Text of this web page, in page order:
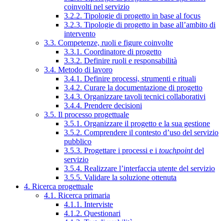
coinvolti nel servizio
3.2.2. Tipologie di progetto in base al focus
3.2.3. Tipologie di progetto in base all’ambito di
intervento
3.3. Competenze, ruoli e figure coinvolte
3.3.1. Coordinatore di progetto
3.3.2. Definire ruoli e responsabilità
3.4. Metodo di lavoro
3.4.1. Definire processi, strumenti e rituali
3.4.2. Curare la documentazione di progetto
3.4.3. Organizzare tavoli tecnici collaborativi
3.4.4. Prendere decisioni
3.5. Il processo progettuale
3.5.1. Organizzare il progetto e la sua gestione
3.5.2. Comprendere il contesto d’uso del servizio
pubblico
3.5.3. Progettare i processi e i touchpointdel
servizio
3.5.4. Realizzare l’interfaccia utente del servizio
3.5.5. Validare la soluzione ottenuta
4. Ricerca progettuale
4.1. Ricerca primaria
4.1.1. Interviste
4.1.2. Questionari